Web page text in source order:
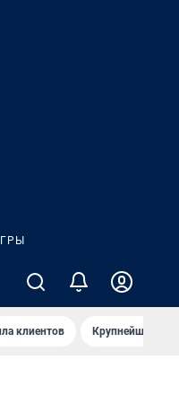
клиентов Крупнейшие